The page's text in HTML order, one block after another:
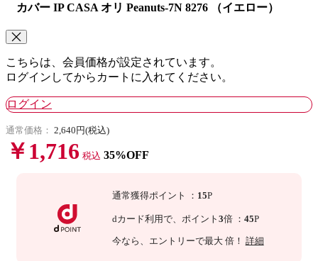
カバー IP CASA オリ Peanuts-7N 8276 （イエロー）
こちらは、会員価格が設定されています。
ログインしてからカートに入れてください。
ログイン
通常価格： 2,640円(税込)
￥1,716 税込 35%OFF
通常獲得ポイント ： 15P
dカード利用で、 ポイント 3倍 ： 45P
今なら 、エントリーで最大 倍！ 詳細